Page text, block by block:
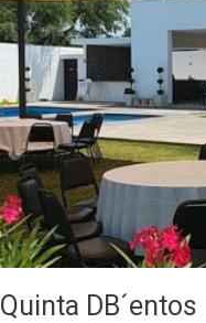
Quinta DB´entos